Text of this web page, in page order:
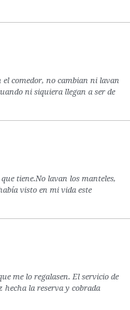
comedor, no cambian ni lavan
ni siquiera llegan a ser de
tiene.No lavan los manteles,
visto en mi vida este
me lo regalasen. El servicio de
hecha la reserva y cobrada